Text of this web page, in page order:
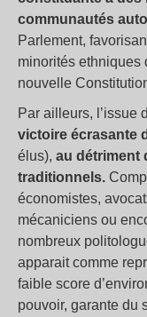
communautés
Parlement,
minorités ethniques
nouvelle
Par ailleurs, l’issue
victoire écrasante
élus), au détriment
traditionnels.
économistes,
mécaniciens ou
nombreux
apparait comme
faible score
pouvoir, garante du